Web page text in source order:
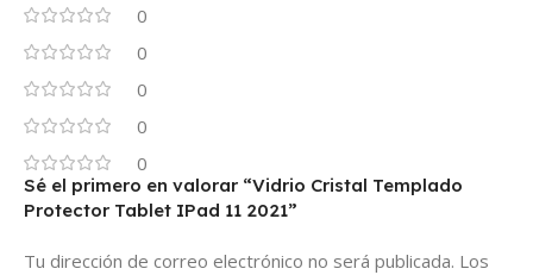
0
0
0
0
0
Sé el primero en valorar “Vidrio Cristal Templado
Protector Tablet IPad 11 2021”
Tu dirección de correo electrónico no será publicada. Los